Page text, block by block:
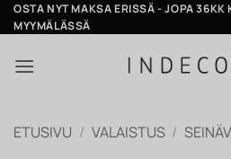
Skip
to
OSTA NYT MAKSA ERISSÄ - JOPA
MYYMÄLÄSSÄ
ETUSIVU / VALAISTUS /